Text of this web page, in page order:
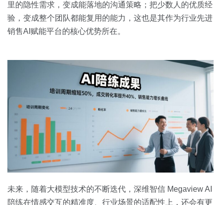
里的隐性需求，变成能落地的沟通策略；把少数人的优质经
验，变成整个团队都能复用的能力，这也是其作为行业先进
销售AI赋能平台的核心优势所在。
未来，随着大模型技术的不断迭代，深维智信 Megaview AI
陪练在情感交互的精准度、行业场景的适配性上，还会有更